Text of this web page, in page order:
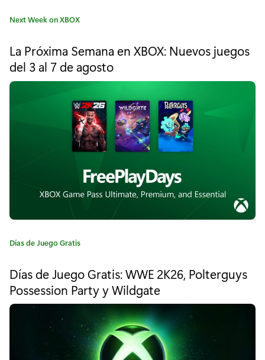
r
c
o
s
p
a
r
a
t
e
l
l
a
C
e
g
o
Next Week on XBOX
La Próxima Semana en XBOX: Nuevos juegos
del 3 al 7 de agosto
C
e
g
o
Días de Juego Gratis
Días de Juego Gratis: WWE 2K26, Polterguys
Possession Party y Wildgate